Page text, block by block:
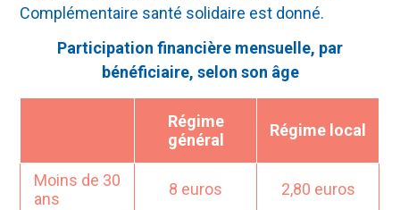
Complémentaire santé solidaire est donné.
Participation financière mensuelle, par
bénéficiaire, selon son âge
Régime
général
Régime local
Moins de 30
ans
8 euros 2,80 euros